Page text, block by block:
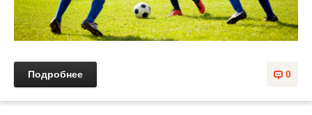
0
Подробнее